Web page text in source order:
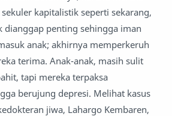
kapitalistik seperti sekarang,
dianggap penting sehingga iman
anak; akhirnya memperkeruh
terima. Anak-anak, masih sulit
tapi mereka terpaksa
berujung depresi. Melihat kasus
jiwa, Lahargo Kembaren,